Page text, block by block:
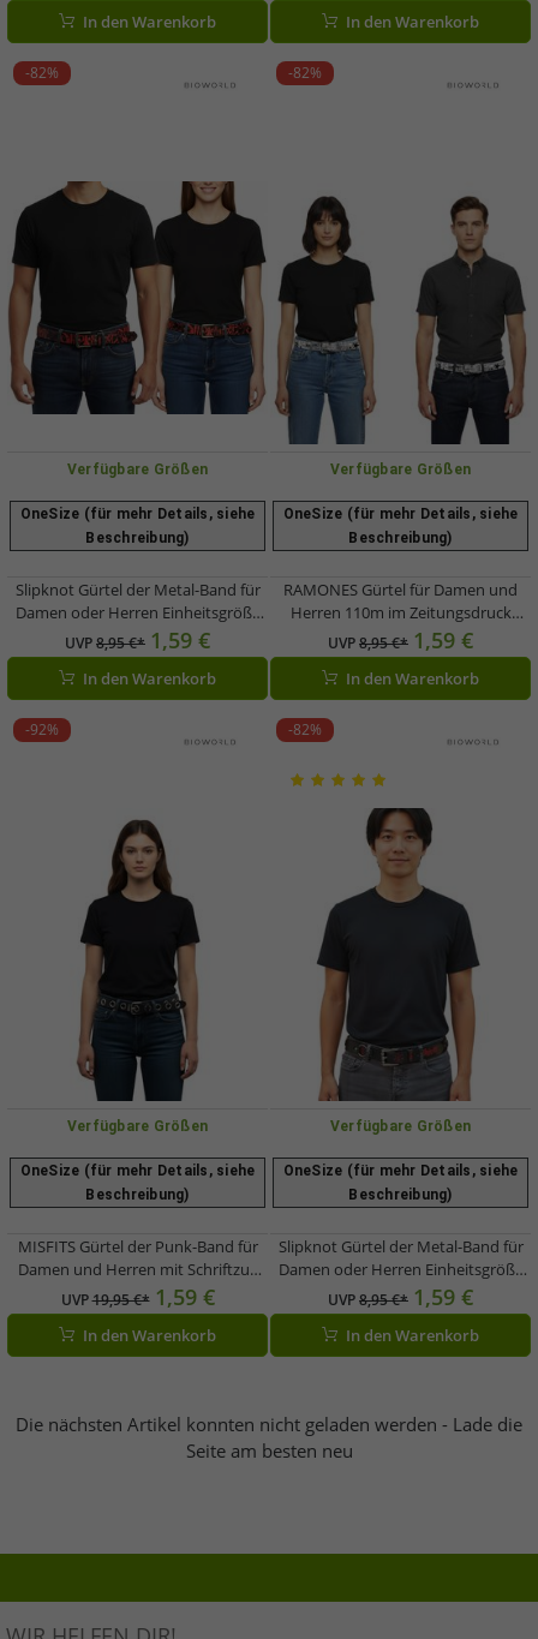
In den Warenkorb
In den Warenkorb
-82%
Verfügbare Größen
OneSize (für mehr Details, siehe
Beschreibung)
Slipknot Gürtel der Metal-Band für
Damen oder Herren Einheitsgröße
95cm verstellbarer Freizeit-Gürtel
BT105771SLP Schwarz/Rot
UVP8,95 €* 1,59 €
In den Warenkorb
-82%
Verfügbare Größen
OneSize (für mehr Details, siehe
Beschreibung)
RAMONES Gürtel für Damen und
Herren 110m im Zeitungsdruck
BT106126RAM4 Weiß
UVP8,95 €* 1,59 €
In den Warenkorb
-92%
Verfügbare Größen
OneSize (für mehr Details, siehe
Beschreibung)
MISFITS Gürtel der Punk-Band für
Damen und Herren mit Schriftzug
und Nieten Freizeit-Gürtel
BT105931MIS3 Schwarz/Weiß
UVP19,95 €* 1,59 €
In den Warenkorb
-82%
Verfügbare Größen
OneSize (für mehr Details, siehe
Beschreibung)
Slipknot Gürtel der Metal-Band für
Damen oder Herren Einheitsgröße
100cm verstellbarer Freizeit-Gürtel
BT111166SLP4 Schwarz
UVP8,95 €* 1,59 €
In den Warenkorb
Die nächsten Artikel konnten nicht geladen werden - Lade die
Seite am besten neu